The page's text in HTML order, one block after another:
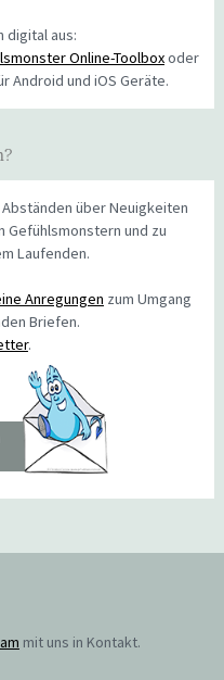
digital aus:
Online-Toolboxoder
Android und iOS Geräte.
über Neuigkeiten
Gefühlsmonstern und zu
Laufenden.
Anregungen zum Umgang
Briefen.
.
mit uns in Kontakt.